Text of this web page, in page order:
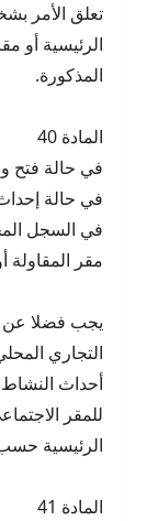
تعلق الأمر
الرئيسية أو
المذكورة.
المادة 40
في حالة فتح
في حالة
في السجل
مقر
يجب فضلا عن
التجاري
أحداث النشاط
للمقر
الرئيسية
المادة 41